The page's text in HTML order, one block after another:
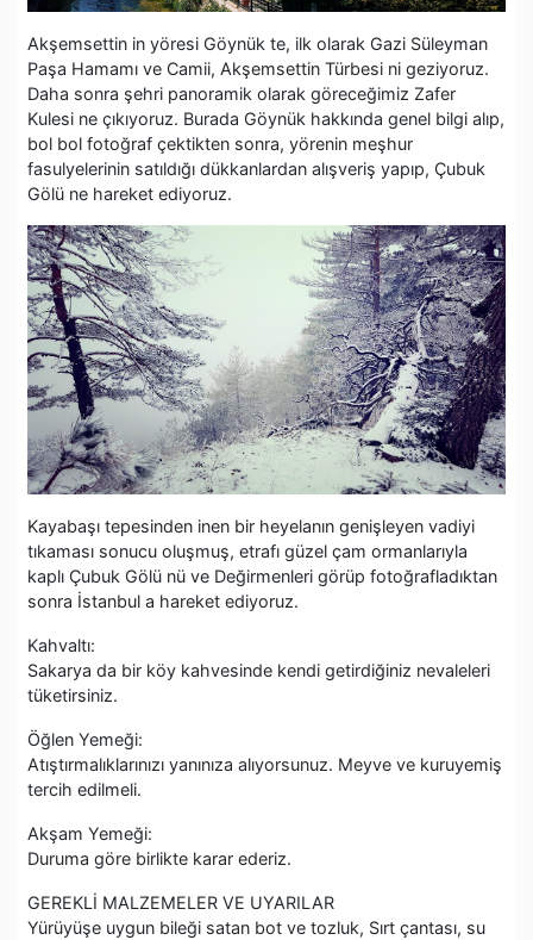
Akşemsettin in yöresi Göynük te, ilk olarak Gazi Süleyman
Paşa Hamamı ve Camii, Akşemsettin Türbesi ni geziyoruz.
Daha sonra şehri panoramik olarak göreceğimiz Zafer
Kulesi ne çıkıyoruz. Burada Göynük hakkında genel bilgi alıp,
bol bol fotoğraf çektikten sonra, yörenin meşhur
fasulyelerinin satıldığı dükkanlardan alışveriş yapıp, Çubuk
Gölü ne hareket ediyoruz.
Kayabaşı tepesinden inen bir heyelanın genişleyen vadiyi
tıkaması sonucu oluşmuş, etrafı güzel çam ormanlarıyla
kaplı Çubuk Gölü nü ve Değirmenleri görüp fotoğrafladıktan
sonra İstanbul a hareket ediyoruz.
Kahvaltı:
Sakarya da bir köy kahvesinde kendi getirdiğiniz nevaleleri
tüketirsiniz.
Öğlen Yemeği:
Atıştırmalıklarınızı yanınıza alıyorsunuz. Meyve ve kuruyemiş
tercih edilmeli.
Akşam Yemeği:
Duruma göre birlikte karar ederiz.
GEREKLİ MALZEMELER VE UYARILAR
Yürüyüşe uygun bileği satan bot ve tozluk, Sırt çantası, su